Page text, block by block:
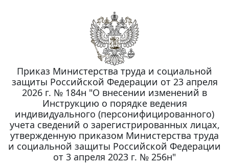
Приказ Министерства труда и социальной
защиты Российской Федерации от 23 апреля
2026 г. № 184н "О внесении изменений в
Инструкцию о порядке ведения
индивидуального (персонифицированного)
учета сведений о зарегистрированных лицах,
утвержденную приказом Министерства труда
и социальной защиты Российской Федерации
от 3 апреля 2023 г. № 256н"